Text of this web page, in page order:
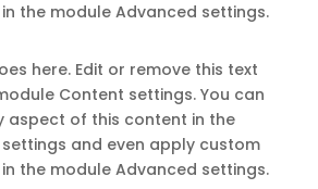
in the module Advanced settings.
here. Edit or remove this text
Content settings. You can
aspect of this content in the
and even apply custom
in the module Advanced settings.